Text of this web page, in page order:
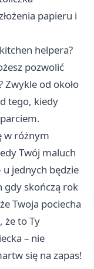
papieru i
helpera?
pozwolić
Zwykle od około
tego, kiedy
w różnym
Twój maluch
u jednych będzie
gdy skończą rok
Twoja pociecha
że to Ty
– nie
się na zapas!